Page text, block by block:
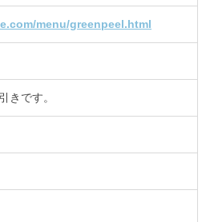
menu/greenpeel.html
きです。